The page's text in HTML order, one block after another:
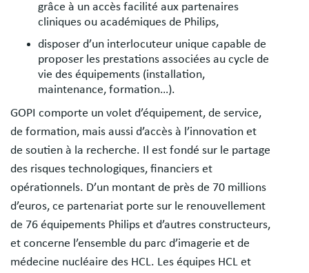
grâce à un accès facilité aux partenaires
cliniques ou académiques de Philips,
disposer d’un interlocuteur unique capable de
proposer les prestations associées au cycle de
vie des équipements (installation,
maintenance, formation…).
GOPI comporte un volet d’équipement, de service,
de formation, mais aussi d’accès à l’innovation et
de soutien à la recherche. Il est fondé sur le partage
des risques technologiques, financiers et
opérationnels. D’un montant de près de 70 millions
d’euros, ce partenariat porte sur le renouvellement
de 76 équipements Philips et d’autres constructeurs,
et concerne l’ensemble du parc d’imagerie et de
médecine nucléaire des HCL. Les équipes HCL et